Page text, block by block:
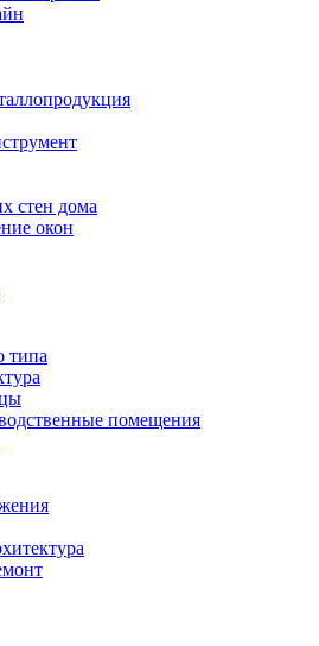
стен дома
окон
типа
помещения